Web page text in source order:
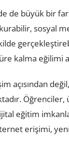
de büyük bir
sosyal
kalma eğilimi
açısından
eğitim
erişimi,